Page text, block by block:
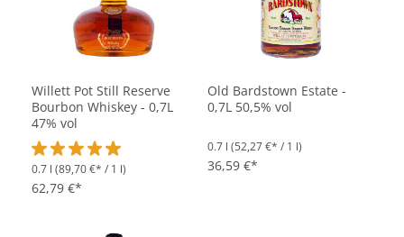
Willett Pot Still Reserve
Bourbon Whiskey - 0,7L
47% vol
Durchschnittliche Bewertung von 5 von 5 Sternen
0.7 l (89,70 €* / 1 l)
62,79 €*
Old Bardstown Estate -
0,7L 50,5% vol
0.7 l (52,27 €* / 1 l)
36,59 €*